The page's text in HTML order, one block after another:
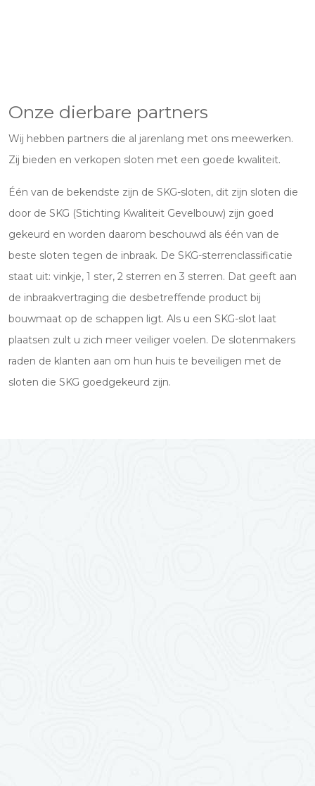
Onze dierbare partners
Wij hebben partners die al jarenlang met ons meewerken.
Zij bieden en verkopen sloten met een goede kwaliteit.
Één van de bekendste zijn de SKG-sloten, dit zijn sloten die
door de SKG (Stichting Kwaliteit Gevelbouw) zijn goed
gekeurd en worden daarom beschouwd als één van de
beste sloten tegen de inbraak. De SKG-sterrenclassificatie
staat uit: vinkje, 1 ster, 2 sterren en 3 sterren. Dat geeft aan
de inbraakvertraging die desbetreffende product bij
bouwmaat op de schappen ligt. Als u een SKG-slot laat
plaatsen zult u zich meer veiliger voelen. De slotenmakers
raden de klanten aan om hun huis te beveiligen met de
sloten die SKG goedgekeurd zijn.